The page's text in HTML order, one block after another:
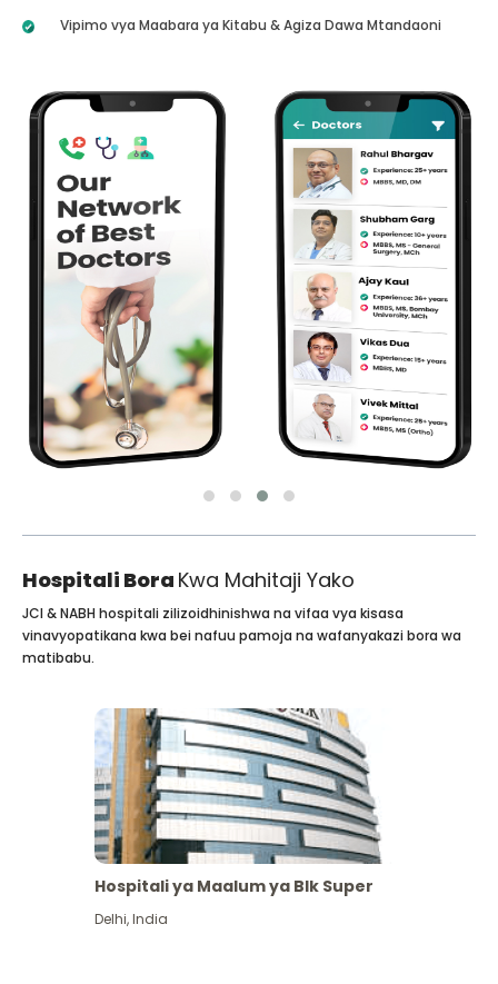
Vipimo vya Maabara ya Kitabu & Agiza Dawa Mtandaoni
Hospitali Bora Kwa Mahitaji Yako
JCI & NABH hospitali zilizoidhinishwa na vifaa vya kisasa
vinavyopatikana kwa bei nafuu pamoja na wafanyakazi bora wa
matibabu.
Hospitali ya Maalum ya Blk Super
Delhi,India